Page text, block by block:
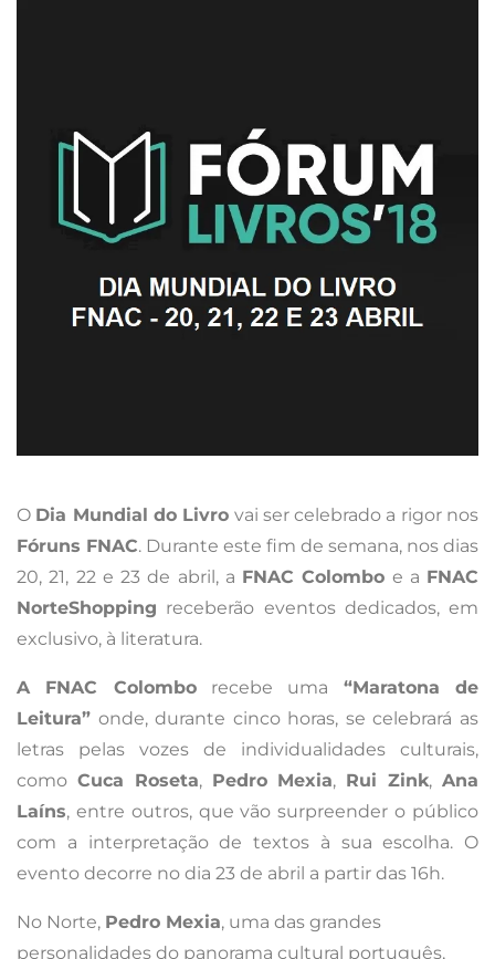
O Dia Mundial do Livro vai ser celebrado a rigor nos
Fóruns FNAC. Durante este fim de semana, nos dias
20, 21, 22 e 23 de abril, a FNAC Colombo e a FNAC
NorteShopping receberão eventos dedicados, em
exclusivo, à literatura.
A FNAC Colomborecebe uma “Maratona de
Leitura” onde, durante cinco horas, se celebrará as
letras pelas vozes de individualidades culturais,
como Cuca Roseta, Pedro Mexia, Rui Zink, Ana
Laíns, entre outros, que vão surpreender o público
com a interpretação de textos à sua escolha. O
evento decorre no dia 23 de abril a partir das 16h.
No Norte, Pedro Mexia, uma das grandes
personalidades do panorama cultural português,